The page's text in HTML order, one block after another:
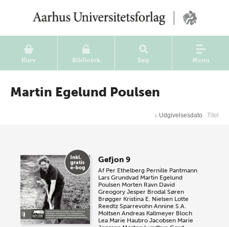
Kurv Bibliotek Søg Menu
Martin Egelund Poulsen
↓ Udgivelsesdato Titel
Gefjon 9
Af Per Ethelberg Pernille Pantmann
Lars Grundvad Martin Egelund
Poulsen Morten Ravn David
Greogory Jesper Brodal Søren
Brøgger Kristina E. Nielsen Lotte
Reedtz Sparrevohn Annine S.A.
Moltsen Andreas Kallmeyer Bloch
Lea Marie Haubro Jacobsen Marie